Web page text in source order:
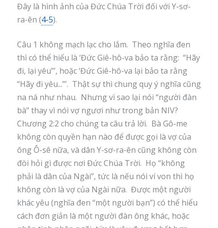
Đây là hình ảnh của Đức Chúa Trời đối với Y-sơ-
ra-ên (4-5).
Câu 1 không mạch lạc cho lắm. Theo nghĩa đen
thì có thể hiểu là ‘Đức Giê-hô-va bảo ta rằng: “Hãy
đi, lại yêu”’, hoặc ‘Đức Giê-hô-va lại bảo ta rằng
“Hãy đi yêu...”’. Thật sự thì chung quy ý nghĩa cũng
na ná như nhau. Nhưng vì sao lại nói “người đàn
bà” thay vì nói vợ ngươi như trong bản NIV?
Chương 2:2 cho chúng ta câu trả lời. Bà Gô-me
không còn quyền hạn nào để được gọi là vợ của
ông Ô-sê nữa, và dân Y-sơ-ra-ên cũng không còn
đòi hỏi gì được nơi Đức Chúa Trời. Họ “không
phải là dân của Ngài”, tức là nếu nói ví von thì họ
không còn là vợ của Ngài nữa. Được một người
khác yêu (nghĩa đen “một người bạn”) có thể hiểu
cách đơn giản là một người đàn ông khác, hoặc